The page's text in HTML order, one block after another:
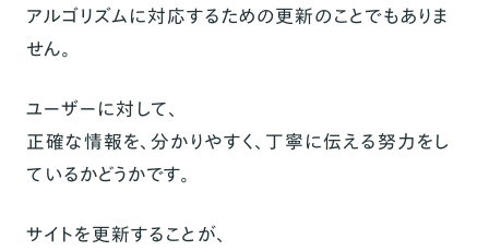
アルゴリズムに対応するための更新のことでもありま
せん。
ユーザーに対して、
正確な情報を、分かりやすく、丁寧に伝える努力をし
ているかどうかです。
サイトを更新することが、